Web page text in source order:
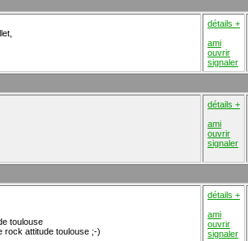
détails +
ami
ouvrir
signaler
détails +
ami
ouvrir
signaler
toulouse
rock attitude toulouse ;-)
détails +
ami
ouvrir
signaler